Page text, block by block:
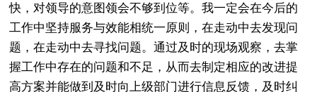
快，对领导的意图领会不够到位等。我一定会在今后的
工作中坚持服务与效能相统一原则，在走动中去发现问
题，在走动中去寻找问题。通过及时的现场观察，去掌
握工作中存在的问题和不足，从而去制定相应的改进提
高方案并能做到及时向上级部门进行信息反馈，及时纠